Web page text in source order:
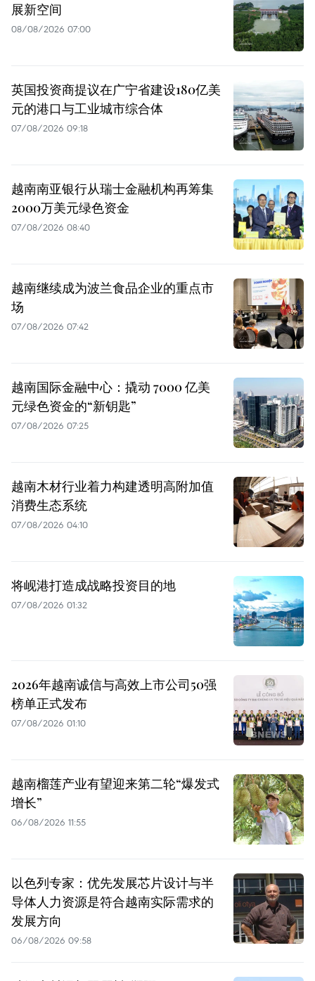
展新空间
08/08/2026 07:00
英国投资商提议在广宁省建设180亿美
元的港口与工业城市综合体
07/08/2026 09:18
越南南亚银行从瑞士金融机构再筹集
2000万美元绿色资金
07/08/2026 08:40
越南继续成为波兰食品企业的重点市
场
07/08/2026 07:42
越南国际金融中心：撬动 7000 亿美
元绿色资金的“新钥匙”
07/08/2026 07:25
越南木材行业着力构建透明高附加值
消费生态系统
07/08/2026 04:10
将岘港打造成战略投资目的地
07/08/2026 01:32
2026年越南诚信与高效上市公司50强
榜单正式发布
07/08/2026 01:10
越南榴莲产业有望迎来第二轮“爆发式
增长”
06/08/2026 11:55
以色列专家：优先发展芯片设计与半
导体人力资源是符合越南实际需求的
发展方向
06/08/2026 09:58